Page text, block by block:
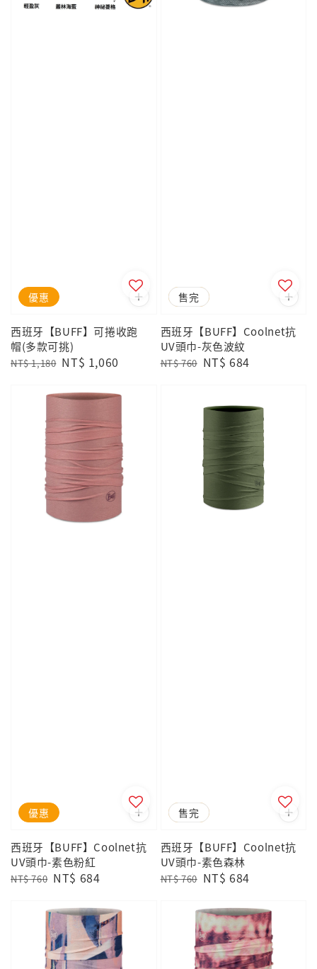
優惠
西班牙【BUFF】可捲收跑
帽(多款可挑)
Regular
NT$ 1,180 Sale
NT$ 1,060
優惠
售完
西班牙【BUFF】Coolnet抗
UV頭巾-灰色波紋
Regular
NT$ 760 Sale
NT$ 684
優惠
西班牙【BUFF】Coolnet抗
UV頭巾-素色粉紅
Regular
NT$ 760 Sale
NT$ 684
優惠
售完
西班牙【BUFF】Coolnet抗
UV頭巾-素色森林
Regular
NT$ 760 Sale
NT$ 684